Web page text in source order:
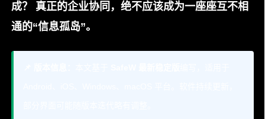
成？
真正的企业协同，绝不应该成为一座座互不相
通的“信息孤岛”。